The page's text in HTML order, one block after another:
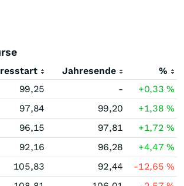
Jahresende
%
99,25 - +0,33%
97,84 99,20 +1,38%
96,15 97,81 +1,72%
92,16 96,28 +4,47%
105,83 92,44 -12,65%